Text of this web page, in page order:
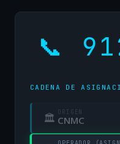
📞
CADENA DE
🏛 ORIGEN
CNMC